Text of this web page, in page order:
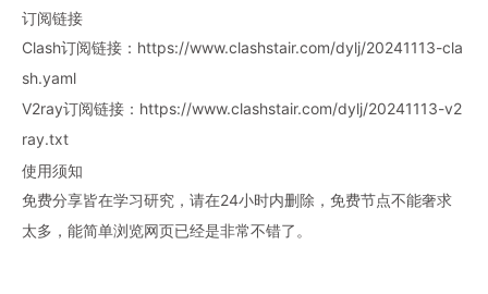
订阅链接
Clash订阅链接：https://www.clashstair.com/dylj/20241113-cla
sh.yaml
V2ray订阅链接：https://www.clashstair.com/dylj/20241113-v2
ray.txt
使用须知
免费分享皆在学习研究，请在24小时内删除，免费节点不能奢求
太多，能简单浏览网页已经是非常不错了。